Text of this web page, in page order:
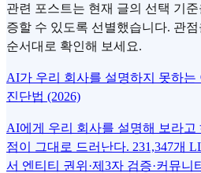
관련 포스트는 현재 글의 선택 기
증할 수 있도록 선별했습니다. 관
순서대로 확인해 보세요.
AI가 우리 회사를 설명하지 못하
진단법 (2026)
AI에게 우리 회사를 설명해 보라고
점이 그대로 드러난다. 231,347개
서 엔티티 권위·제3자 검증·커뮤